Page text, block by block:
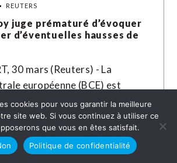
REUTERS
juge prématuré d’évoquer
d’éventuelles hausses de
30 mars (Reuters) - La
européenne (BCE) est
agir face aux pressions
induites par la hausse des
cookies pour vous garantir la meilleure
site web. Si vous continuez à utiliser ce
que vous en êtes satisfait.
Politique de confidentialité